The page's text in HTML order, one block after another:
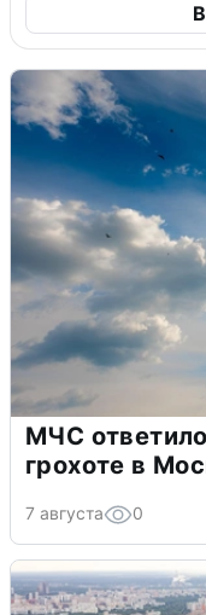
МЧС
грохоте в
7 августа 0